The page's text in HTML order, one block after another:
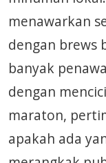
menawarkan
dengan brews
banyak
dengan
maraton,
apakah ada